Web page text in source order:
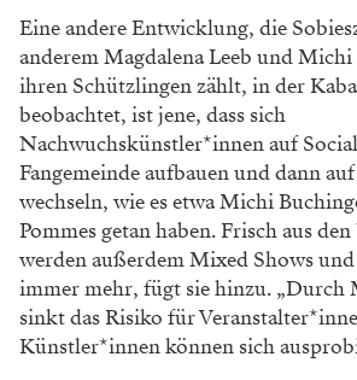
Eine andere Entwicklung, die
anderem Magdalena Leeb und
ihren Schützlingen zählt, in der
beobachtet, ist jene, dass sich
Nachwuchskünstler*innen auf
Fangemeinde aufbauen und dann
wechseln, wie es etwa Michi
Pommes getan haben. Frisch aus
werden außerdem Mixed Shows
immer mehr, fügt sie hinzu. „Durch
sinkt das Risiko für
Künstler*innen können sich